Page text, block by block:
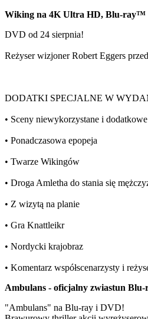
Wiking na 4K Ultra HD, Blu-ray™
DVD od 24 sierpnia!
Reżyser wizjoner Robert Eggers
DODATKI SPECJALNE W
• Sceny niewykorzystane i dodatkowe
• Ponadczasowa epopeja
• Twarze Wikingów
• Droga Amletha do stania się
• Z wizytą na planie
• Gra Knattleikr
• Nordycki krajobraz
• Komentarz współscenarzysty i
Ambulans - oficjalny zwiastun
"Ambulans" na Blu-ray i DVD!